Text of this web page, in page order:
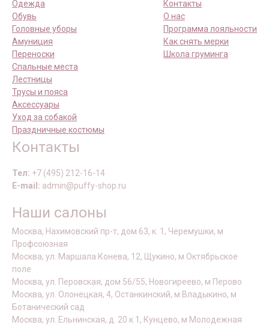
Одежда
Обувь
Головные уборы
Амуниция
Переноски
Спальные места
Лестницы
Трусы и пояса
Аксессуары
Уход за собакой
Праздничные костюмы
Контакты
О нас
Программа лояльности
Как снять мерки
Школа груминга
Контакты
Тел: +7 (495) 212-16-14
E-mail: admin@puffy-shop.ru
Наши салоны
Москва, Нахимовский пр-т, дом 63, к. 1, Черемушки, м
Профсоюзная
Москва, ул. Маршала Конева, 12, Щукино, м Октябрьское
поле
Москва, ул. Перовская, дом 56/55, Новогиреево, м Перово
Москва, ул. Олонецкая, 4, Останкинский, м Владыкино, м
Ботанический сад
Москва, ул. Ельнинская, д. 20 к 1, Кунцево, м Молодежная